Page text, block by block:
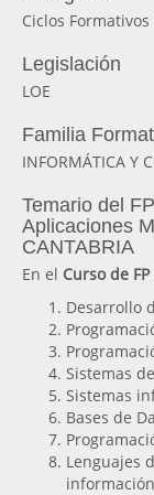
Ciclos
Legislación
LOE
Familia
INFORMÁTICA Y
Temario del
Aplicaciones
CANTABRIA
En el Curso de FP
Desarrollo
Sistemas
Sistemas
Bases de
Lenguajes
información